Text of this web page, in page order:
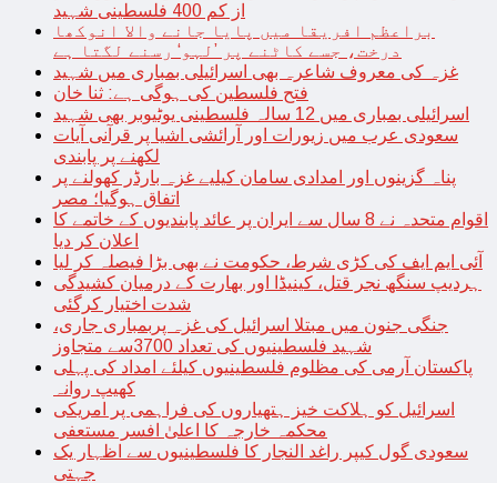
از کم 400 فلسطینی شہید
براعظم افریقا میں پایا جانے والا انوکھا
درخت، جسے کاٹنے پر ’لہو‘ رسنے لگتا ہے
غزہ کی معروف شاعرہ بھی اسرائیلی بمباری میں شہید
فتح فلسطین کی ہوگی ہے: ثنا خان
اسرائیلی بمباری میں 12 سالہ فلسطینی یوٹیوبر بھی شہید
سعودی عرب میں زیورات اور آرائشی اشیا پر قرآنی آیات
لکھنے پر پابندی
پناہ گزینوں اور امدادی سامان کیلیے غزہ بارڈر کھولنے پر
اتفاق ہوگیا؛ مصر
اقوام متحدہ نے 8 سال سے ایران پر عائد پابندیوں کے خاتمے کا
اعلان کر دیا
آئی ایم ایف کی کڑی شرط، حکومت نے بھی بڑا فیصلہ کر لیا
ہردیپ سنگھ نجر قتل، کینیڈا اور بھارت کے درمیان کشیدگی
شدت اختیار کرگئی
جنگی جنون میں مبتلا اسرائیل کی غزہ پربمباری جاری،
شہید فلسطینیوں کی تعداد 3700سے متجاوز
پاکستان آرمی کی مظلوم فلسطینیوں کیلئے امداد کی پہلی
کھیپ روانہ
اسرائیل کو ہلاکت خیز ہتھیاروں کی فراہمی پر امریکی
محکمہ خارجہ کا اعلیٰ افسر مستعفی
سعودی گول کیپر راغد النجار کا فلسطینیوں سے اظہار یک
جہتی